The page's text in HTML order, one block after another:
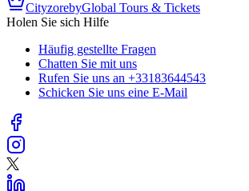
CityzorebyGlobal Tours & Tickets
Holen Sie sich Hilfe
Häufig gestellte Fragen
Chatten Sie mit uns
Rufen Sie uns an +33183644543
Schicken Sie uns eine E-Mail